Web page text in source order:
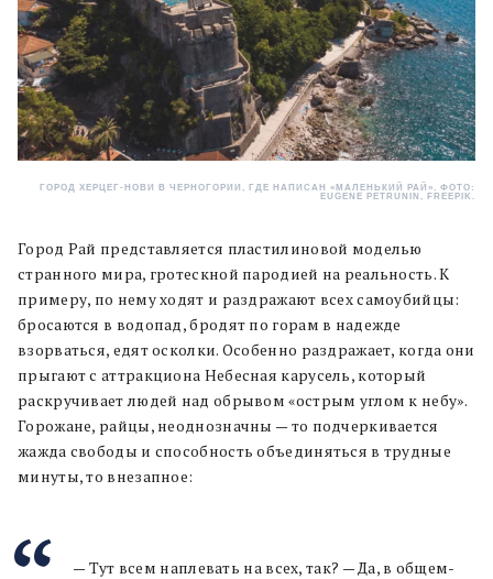
ГОРОД ХЕРЦЕГ-НОВИ В ЧЕРНОГОРИИ, ГДЕ НАПИСАН «МАЛЕНЬКИЙ РАЙ». ФОТО:
EUGENE PETRUNIN, FREEPIK.
Город Рай представляется пластилиновой моделью
странного мира, гротескной пародией на реальность. К
примеру, по нему ходят и раздражают всех самоубийцы:
бросаются в водопад, бродят по горам в надежде
взорваться, едят осколки. Особенно раздражает, когда они
прыгают с аттракциона Небесная карусель, который
раскручивает людей над обрывом «острым углом к небу».
Горожане, райцы, неоднозначны — то подчеркивается
жажда свободы и способность объединяться в трудные
минуты, то внезапное:
— Тут всем наплевать на всех, так? — Да, в общем-